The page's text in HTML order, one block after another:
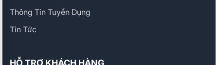
Thông Tin Tuyển Dụng
Tin Tức
HỖ TRỢ KHÁCH HÀNG